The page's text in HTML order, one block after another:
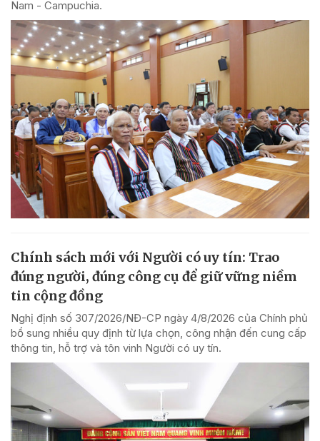
Nam - Campuchia.
Chính sách mới với Người có uy tín: Trao
đúng người, đúng công cụ để giữ vững niềm
tin cộng đồng
Nghị định số 307/2026/NĐ-CP ngày 4/8/2026 của Chính phủ
bổ sung nhiều quy định từ lựa chọn, công nhận đến cung cấp
thông tin, hỗ trợ và tôn vinh Người có uy tín.